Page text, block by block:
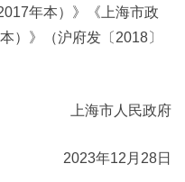
年本）》《上海市政
）》（沪府发〔2018〕
上海市人民政府
2023年12月28日